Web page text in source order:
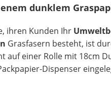
dunklem
ihren Kunden Ihr
Grasfasern besteht, ist
auf einer Rolle mit 18cm
Dispenser